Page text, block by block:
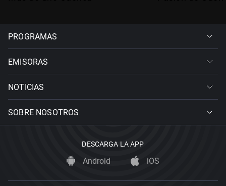
PROGRAMAS
EMISORAS
NOTICIAS
SOBRE NOSOTROS
DESCARGA LA APP
Android iOS